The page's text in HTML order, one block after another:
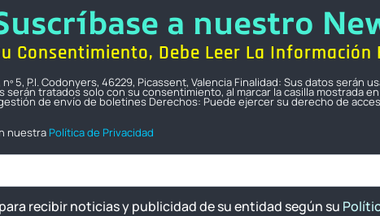
a nuestro
Consentimiento, Debe Leer La
nº 5, P.I. Codonyers, 46229, Picassent, Valencia Finalidad: Sus datos
serán tratados solo con su consentimiento, al marcar la casilla mostrada
de envío de boletines Derechos: Puede ejercer su derecho de
nuestra Política de Privacidad
recibir noticias y publicidad de su entidad según su